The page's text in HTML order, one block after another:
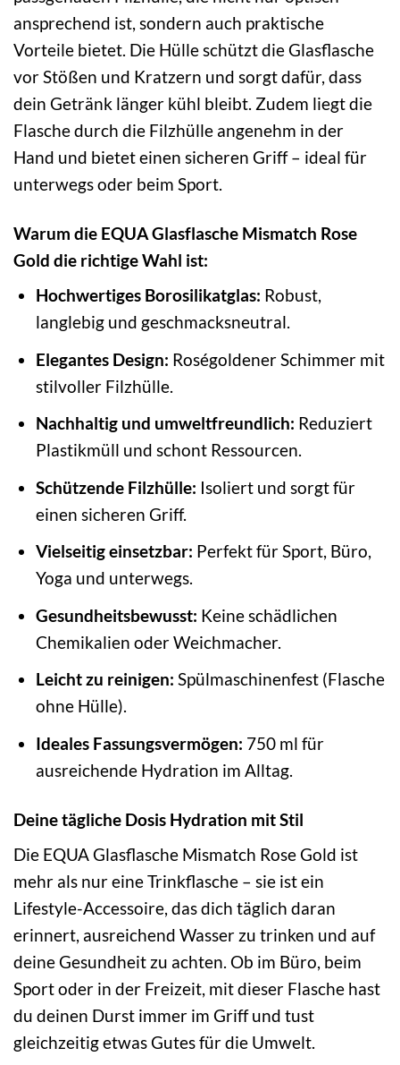
ansprechend ist, sondern auch praktische
Vorteile bietet. Die Hülle schützt die Glasflasche
vor Stößen und Kratzern und sorgt dafür, dass
dein Getränk länger kühl bleibt. Zudem liegt die
Flasche durch die Filzhülle angenehm in der
Hand und bietet einen sicheren Griff – ideal für
unterwegs oder beim Sport.
Warum die EQUA Glasflasche Mismatch Rose
Gold die richtige Wahl ist:
Hochwertiges Borosilikatglas: Robust,
langlebig und geschmacksneutral.
Elegantes Design: Roségoldener Schimmer mit
stilvoller Filzhülle.
Nachhaltig und umweltfreundlich: Reduziert
Plastikmüll und schont Ressourcen.
Schützende Filzhülle: Isoliert und sorgt für
einen sicheren Griff.
Vielseitig einsetzbar: Perfekt für Sport, Büro,
Yoga und unterwegs.
Gesundheitsbewusst: Keine schädlichen
Chemikalien oder Weichmacher.
Leicht zu reinigen: Spülmaschinenfest (Flasche
ohne Hülle).
Ideales Fassungsvermögen: 750 ml für
ausreichende Hydration im Alltag.
Deine tägliche Dosis Hydration mit Stil
Die EQUA Glasflasche Mismatch Rose Gold ist
mehr als nur eine Trinkflasche – sie ist ein
Lifestyle-Accessoire, das dich täglich daran
erinnert, ausreichend Wasser zu trinken und auf
deine Gesundheit zu achten. Ob im Büro, beim
Sport oder in der Freizeit, mit dieser Flasche hast
du deinen Durst immer im Griff und tust
gleichzeitig etwas Gutes für die Umwelt.